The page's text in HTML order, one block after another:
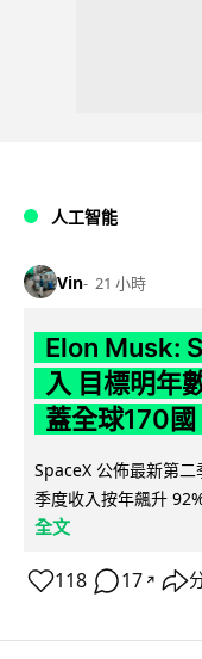
人工智能
Vin 21 小時
Elon Musk:
入 目標明年
蓋全球170國
SpaceX 公佈最新第
季度收入按年飆升
全文
118 17 ↗